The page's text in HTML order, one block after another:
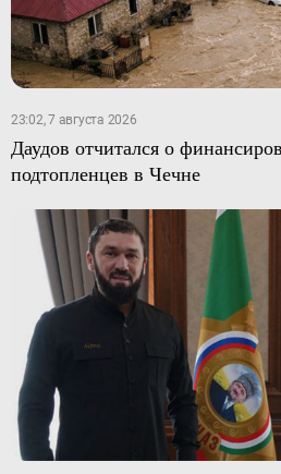
23:02, 7 августа 2026
Даудов отчитался о
подтопленцев в Чечне